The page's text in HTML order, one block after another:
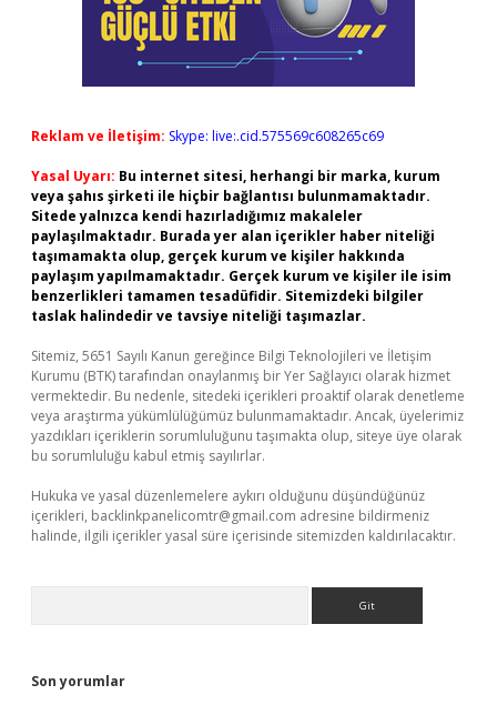
Reklam ve İletişim: Skype: live:.cid.575569c608265c69
Yasal Uyarı: Bu internet sitesi, herhangi bir marka, kurum
veya şahıs şirketi ile hiçbir bağlantısı bulunmamaktadır.
Sitede yalnızca kendi hazırladığımız makaleler
paylaşılmaktadır. Burada yer alan içerikler haber niteliği
taşımamakta olup, gerçek kurum ve kişiler hakkında
paylaşım yapılmamaktadır. Gerçek kurum ve kişiler ile isim
benzerlikleri tamamen tesadüfidir. Sitemizdeki bilgiler
taslak halindedir ve tavsiye niteliği taşımazlar.
Sitemiz, 5651 Sayılı Kanun gereğince Bilgi Teknolojileri ve İletişim
Kurumu (BTK) tarafından onaylanmış bir Yer Sağlayıcı olarak hizmet
vermektedir. Bu nedenle, sitedeki içerikleri proaktif olarak denetleme
veya araştırma yükümlülüğümüz bulunmamaktadır. Ancak, üyelerimiz
yazdıkları içeriklerin sorumluluğunu taşımakta olup, siteye üye olarak
bu sorumluluğu kabul etmiş sayılırlar.
Hukuka ve yasal düzenlemelere aykırı olduğunu düşündüğünüz
içerikleri, backlinkpanelicomtr@gmail.com adresine bildirmeniz
halinde, ilgili içerikler yasal süre içerisinde sitemizden kaldırılacaktır.
Son yorumlar